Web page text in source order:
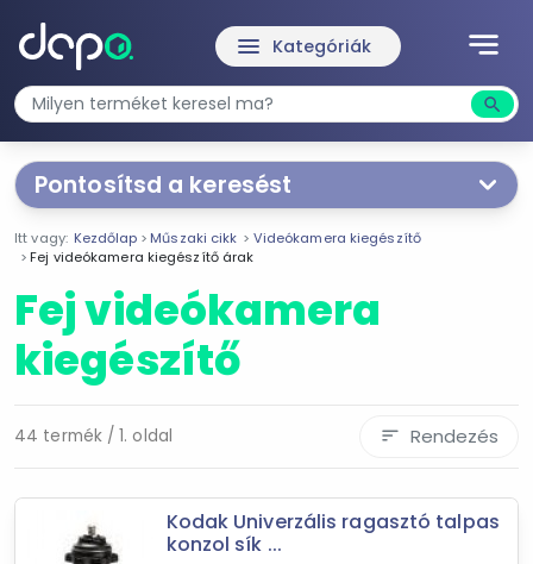
notes
menu Kategóriák
search
Pontosítsd a keresést
Segítünk a keresésben!
Válaszd ki a jellemzőketTe magad!
Termékjellemzők
Fej
Stabilizátor
Távirányító
Töltő
Itt vagy: Kezdőlap Műszaki cikk
Videókamera kiegészítő
Fej videókamera kiegészítő árak
Fej videókamera
kiegészítő
44 termék / 1. oldal sort Rendezés
Kodak Univerzális ragasztó talpas
konzol sík ...